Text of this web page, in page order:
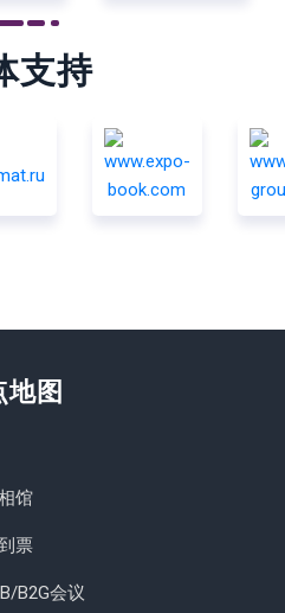
支持
地图
馆
票
B2G会议